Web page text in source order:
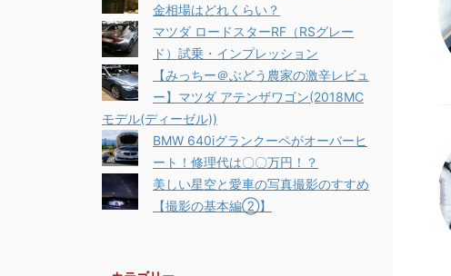
金相場はどれくらい？
マツダ ロードスターRF（RSグレー
ド）試乗・インプレッション
【みっちー＠ぶどう農家の激辛レビュ
ー】マツダ アテンザワゴン(2018MC
モデル(ディーゼル))
BMW 640iグランクーペがオーバーヒ
ート！修理代は〇〇万円！？
美しい星空と愛車の写真撮影のすすめ
【撮影の基本編②】